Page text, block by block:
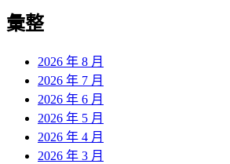
彙整
2026 年 8 月
2026 年 7 月
2026 年 6 月
2026 年 5 月
2026 年 4 月
2026 年 3 月